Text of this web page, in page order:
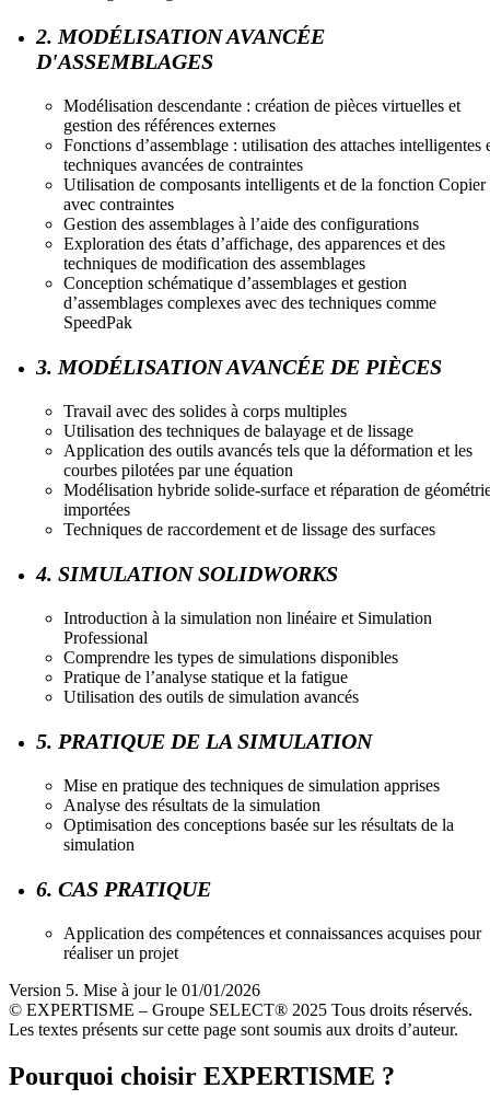
2. MODÉLISATION AVANCÉE
D'ASSEMBLAGES
Modélisation descendante : création de pièces virtuelles et
gestion des références externes
Fonctions d’assemblage : utilisation des attaches intelligentes
techniques avancées de contraintes
Utilisation de composants intelligents et de la fonction Copier
avec contraintes
Gestion des assemblages à l’aide des configurations
Exploration des états d’affichage, des apparences et des
techniques de modification des assemblages
Conception schématique d’assemblages et gestion
d’assemblages complexes avec des techniques comme
SpeedPak
3. MODÉLISATION AVANCÉE DE PIÈCES
Travail avec des solides à corps multiples
Utilisation des techniques de balayage et de lissage
Application des outils avancés tels que la déformation et les
courbes pilotées par une équation
Modélisation hybride solide-surface et réparation de
importées
Techniques de raccordement et de lissage des surfaces
4. SIMULATION SOLIDWORKS
Introduction à la simulation non linéaire et Simulation
Professional
Comprendre les types de simulations disponibles
Pratique de l’analyse statique et la fatigue
Utilisation des outils de simulation avancés
5. PRATIQUE DE LA SIMULATION
Mise en pratique des techniques de simulation apprises
Analyse des résultats de la simulation
Optimisation des conceptions basée sur les résultats de la
simulation
6. CAS PRATIQUE
Application des compétences et connaissances acquises pour
réaliser un projet
Version 5. Mise à jour le 01/01/2026
© EXPERTISME – Groupe SELECT® 2025 Tous droits réservés.
Les textes présents sur cette page sont soumis aux droits d’auteur.
Pourquoi choisir EXPERTISME ?